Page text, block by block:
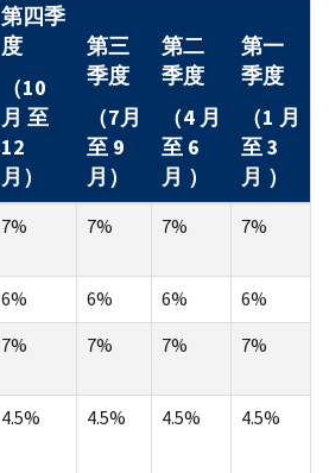
第四季
度
（10
月 至
12
月）
第三
季度
（7月
至 9
月）
第二
季度
（4 月
至 6
月 ）
第一
季度
（1 月
至 3
月 ）
7% 7% 7% 7%
6% 6% 6%
6%
7% 7% 7% 7%
4.5% 4.5% 4.5% 4.5%